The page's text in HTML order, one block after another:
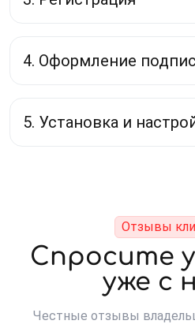
4. Оформление
5. Установка и
Отзывы
Спросите
уже с
Честные отзывы